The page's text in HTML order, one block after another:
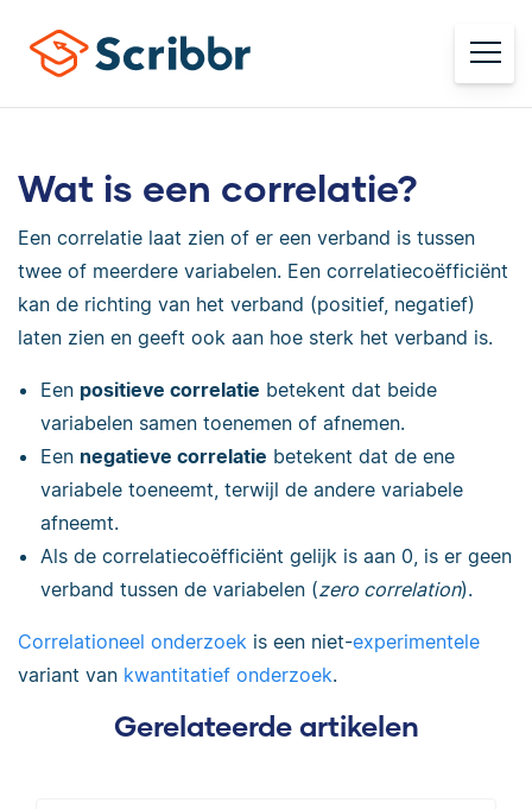
Wat is een correlatie?
Een correlatie laat zien of er een verband is tussen
twee of meerdere variabelen. Een correlatiecoëfficiënt
kan de richting van het verband (positief, negatief)
laten zien en geeft ook aan hoe sterk het verband is.
Een positieve correlatie betekent dat beide
variabelen samen toenemen of afnemen.
Een negatieve correlatie betekent dat de ene
variabele toeneemt, terwijl de andere variabele
afneemt.
Als de correlatiecoëfficiënt gelijk is aan 0, is er geen
verband tussen de variabelen (zero correlation).
Correlationeel onderzoek is een niet-experimentele
variant van kwantitatief onderzoek.
Gerelateerde artikelen